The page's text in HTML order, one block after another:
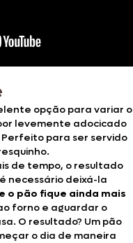
opção para variar o
levemente adocicado
para ser servido
de tempo, o resultado
necessário deixá-la
o pão fique ainda mais
forno e aguardar o
O resultado? Um pão
o dia de maneira